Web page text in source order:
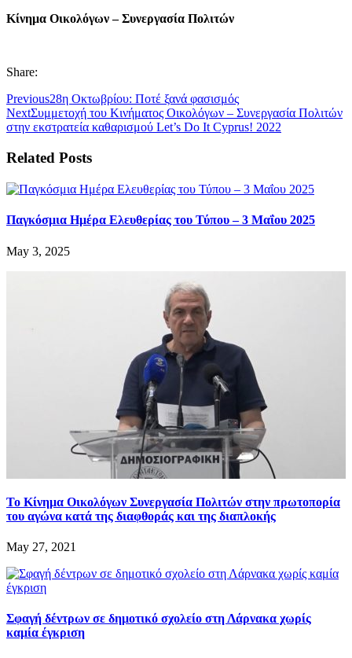
Κίνημα Οικολόγων – Συνεργασία Πολιτών
Share:
Previous28η Οκτωβρίου: Ποτέ ξανά φασισμός
NextΣυμμετοχή του Κινήματος Οικολόγων – Συνεργασία Πολιτών
στην εκστρατεία καθαρισμού Let’s Do It Cyprus! 2022
Related Posts
Παγκόσμια Ημέρα Ελευθερίας του Τύπου – 3 Μαΐου 2025
May 3, 2025
Το Κίνημα Οικολόγων Συνεργασία Πολιτών στην πρωτοπορία
του αγώνα κατά της διαφθοράς και της διαπλοκής
May 27, 2021
Σφαγή δέντρων σε δημοτικό σχολείο στη Λάρνακα χωρίς
καμία έγκριση